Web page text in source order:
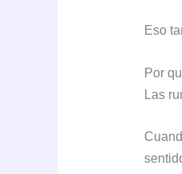
Eso
Por
Las